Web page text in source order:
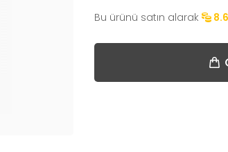
Bu ürünü satın alarak